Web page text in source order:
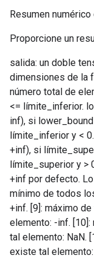
Resumen
Proporcione un
salida: un doble
dimensiones de la
número total de
<= límite_inferior.
inf), si
límite_inferior y <
+inf), si
límite_superior y >
+inf por defecto.
mínimo de todos
+inf. [9]: máximo
elemento: -inf.
tal elemento: NaN.
existe tal